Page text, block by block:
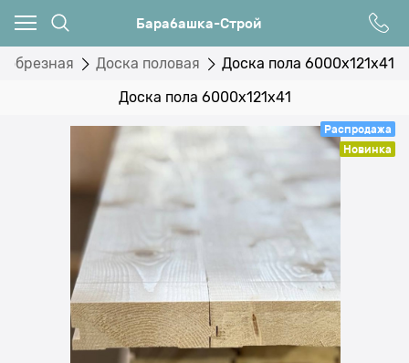
Барабашка-Строй
обрезная Доска половая Доска пола 6000х121х41
Доска пола 6000х121х41
Распродажа
Новинка